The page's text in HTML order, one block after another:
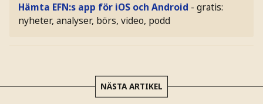
Hämta EFN:s app för iOS och Android - gratis:
nyheter, analyser, börs, video, podd
NÄSTA ARTIKEL